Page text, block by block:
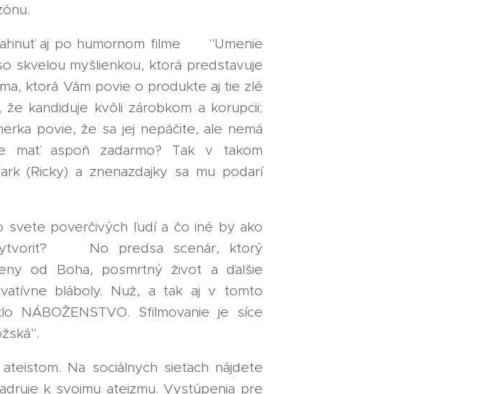
👍
aj po humornom filme 🎞️ "Umenie
skvelou myšlienkou, ktorá predstavuje
ktorá Vám povie o produkte aj tie zlé
kandiduje kvôli zárobkom a korupcii;
povie, že sa jej nepáčite, ale nemá
aspoň zadarmo? Tak v takom
(Ricky) a znenazdajky sa mu podarí
svete poverčivých ľudí a čo iné by ako
😈 No predsa scenár, ktorý
od Boha, posmrtný život a ďalšie
bláboly. Nuž, a tak aj v tomto
NÁBOŽENSTVO. Sfilmovanie je síce
😇
Na sociálnych sieťach nájdete
k svojmu ateizmu. Vystúpenia pre